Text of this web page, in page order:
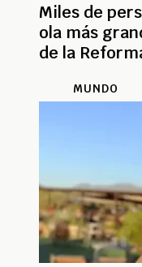
Miles de
ola más
de la
MUNDO